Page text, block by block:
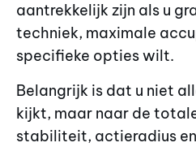
aantrekkelijk zijn als u
techniek, maximale
specifieke opties wilt.
Belangrijk is dat u niet
kijkt, maar naar de
stabiliteit, actieradius en